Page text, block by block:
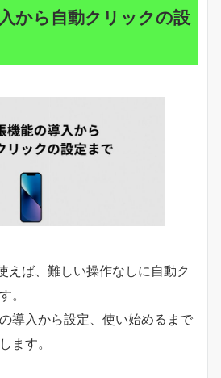
から自動クリックの設
えば、難しい操作なしに自動ク
。
導入から設定、使い始めるまで
ます。